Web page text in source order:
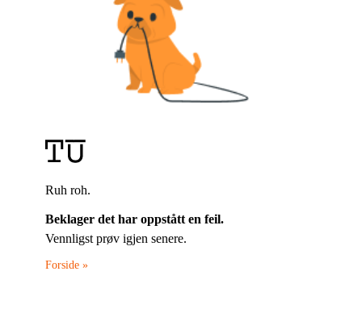
Ruh roh.
Beklager det har oppstått en feil.
Vennligst prøv igjen senere.
Forside »